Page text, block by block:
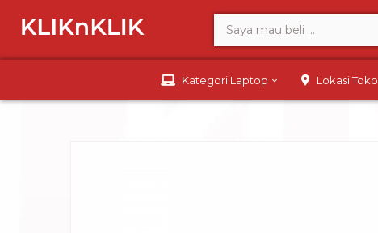
Kategori Laptop Lokasi Toko